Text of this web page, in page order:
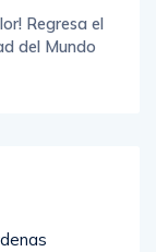
Regresa el
del Mundo